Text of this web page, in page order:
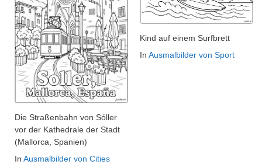
Die Straßenbahn von Sóller
vor der Kathedrale der Stadt
(Mallorca, Spanien)
In Ausmalbilder von Cities
Kind auf einem Surfbrett
In Ausmalbilder von Sport